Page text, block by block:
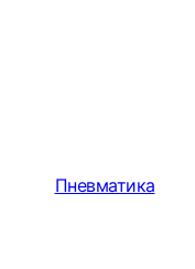
Пневматика